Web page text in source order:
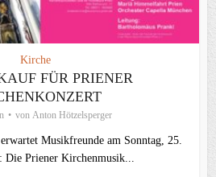
Kirche
FÜR PRIENER
von Anton Hötzelsperger
Musikfreunde am Sonntag, 25.
Die Priener Kirchenmusik...